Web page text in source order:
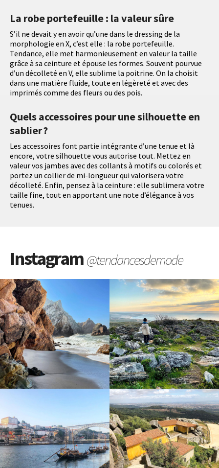
La robe portefeuille : la valeur sûre
S’il ne devait y en avoir qu’une dans le dressing de la
morphologie en X, c’est elle : la robe portefeuille.
Tendance, elle met harmonieusement en valeur la taille
grâce à sa ceinture et épouse les formes. Souvent pourvue
d’un décolleté en V, elle sublime la poitrine. On la choisit
dans une matière fluide, toute en légèreté et avec des
imprimés comme des fleurs ou des pois.
Quels accessoires pour une silhouette en
sablier ?
Les accessoires font partie intégrante d’une tenue et là
encore, votre silhouette vous autorise tout. Mettez en
valeur vos jambes avec des collants à motifs ou colorés et
portez un collier de mi-longueur qui valorisera votre
décolleté. Enfin, pensez à la ceinture : elle sublimera votre
taille fine, tout en apportant une note d’élégance à vos
tenues.
Instagram@tendancesdemode